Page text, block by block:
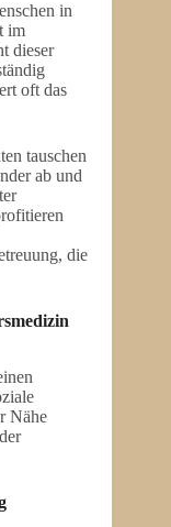
in
im
dieser
oft das
tauschen
ab und
die
Nähe